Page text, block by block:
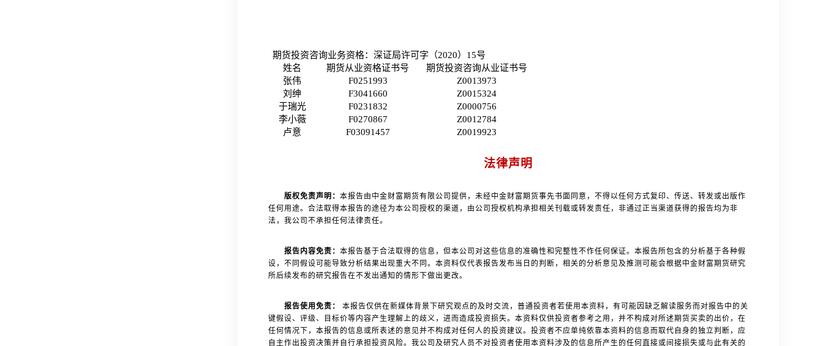
期货投资咨询业务资格：深证局许可字（2020）15号
姓名
期货从业资格证书号
期货投资咨询从业证书号
张伟
F0251993
Z0013973
刘绅
F3041660
Z0015324
于瑞光
F0231832
Z0000756
李小薇
F0270867
Z0012784
卢意
F03091457 Z0019923
法律声明
版权免责声明： 本报告由中金财富期货有限公司提供，未经中金财富期货事先书面同意，不得以任何方式复印、传送、转发或出版作
任何用途。合法取得本报告的途径为本公司授权的渠道，由公司授权机构承担相关刊载或转发责任，非通过正当渠道获得的报告均为非
法，我公司不承担任何法律责任。
报告内容免责： 本报告基于合法取得的信息，但本公司对这些信息的准确性和完整性不作任何保证。本报告所包含的分析基于各种假
设，不同假设可能导致分析结果出现重大不同。本资料仅代表报告发布当日的判断，相关的分析意见及推测可能会根据中金财富期货研究
所后续发布的研究报告在不发出通知的情形下做出更改。
报告使用免责：
本报告仅供在新媒体背景下研究观点的及时交流，普通投资者若使用本资料，有可能因缺乏解读服务而对报告中的关
键假设、评级、目标价等内容产生理解上的歧义，进而造成投资损失。本资料仅供投资者参考之用，并不构成对所述期货买卖的出价，在
任何情况下，本报告的信息或所表述的意见并不构成对任何人的投资建议。投资者不应单纯依靠本资料的信息而取代自身的独立判断，应
自主作出投资决策并自行承担投资风险。我公司及研究人员不对投资者使用本资料涉及的信息所产生的任何直接或间接损失或与此有关的